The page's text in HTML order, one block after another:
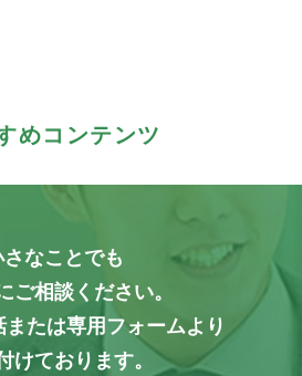
めコンテンツ
さなことでも
ご相談ください。
または専用フォームより
けております。